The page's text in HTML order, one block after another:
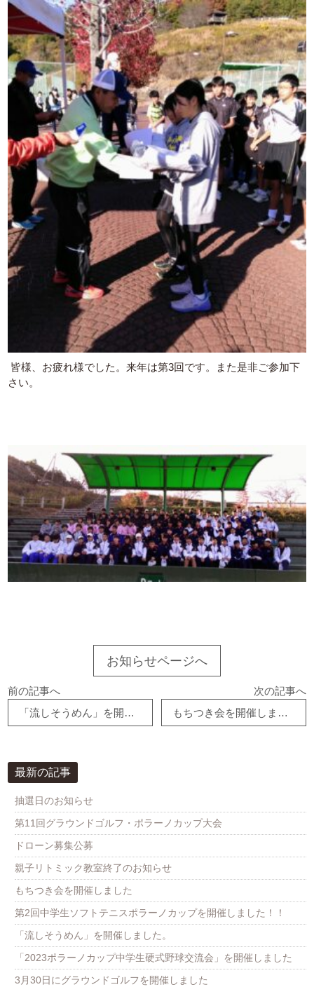
皆様、お疲れ様でした。来年は第3回です。また是非ご参加下
さい。
お知らせページへ
前の記事へ
「流しそうめん」を開催しました。
次の記事へ
もちつき会を開催しました
最新の記事
抽選日のお知らせ
第11回グラウンドゴルフ・ポラーノカップ大会
ドローン募集公募
親子リトミック教室終了のお知らせ
もちつき会を開催しました
第2回中学生ソフトテニスポラーノカップを開催しました！！
「流しそうめん」を開催しました。
「2023ポラーノカップ中学生硬式野球交流会」を開催しました
3月30日にグラウンドゴルフを開催しました